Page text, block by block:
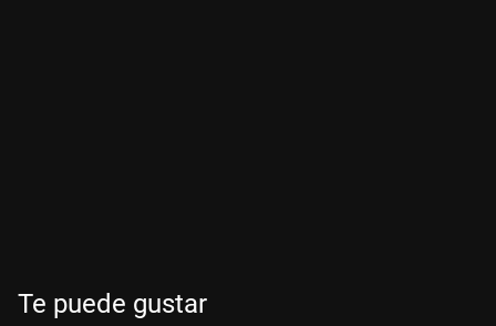
Te puede gustar